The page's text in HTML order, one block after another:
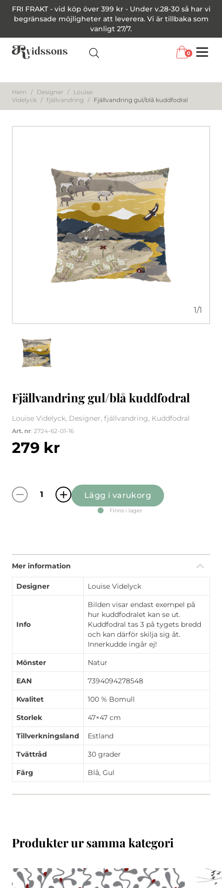
FRI FRAKT - vid köp över 399 kr - Under v.28-30 så har vi
begränsade möjligheter att leverera. Vi är tillbaka som
vanligt 27/7.
0
Hem / Designer / Louise
Videlyck / fjällvandring / Fjällvandring gul/blå kuddfodral
1/1
Fjällvandring gul/blå kuddfodral
Louise Videlyck, Designer, fjällvandring, Kuddfodral
Art. nr: 2724-62-01-16
279 kr
Fjällvandring gul/blå kuddfodral mängd
Lägg i varukorg
Finns i lager
Mer information
Designer Louise Videlyck
Info
Bilden visar endast exempel på
hur kuddfodralet kan se ut.
Kuddfodral tas 3 på tygets bredd
och kan därför skilja sig åt.
Innerkudde ingår ej!
Mönster Natur
EAN 7394094278548
Kvalitet 100 % Bomull
Storlek 47×47 cm
Tillverkningsland Estland
Tvättråd 30 grader
Färg Blå, Gul
Produkter ur samma kategori